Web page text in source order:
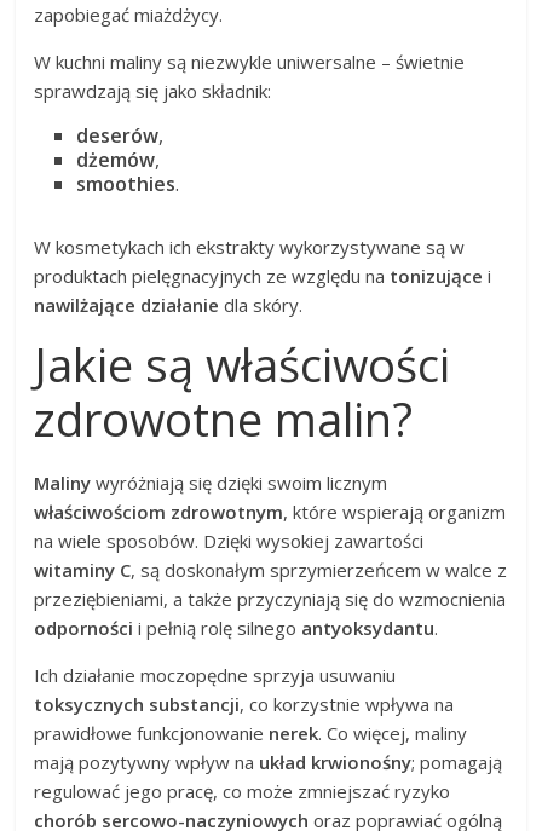
zapobiegać miażdżycy.
W kuchni maliny są niezwykle uniwersalne – świetnie
sprawdzają się jako składnik:
deserów,
dżemów,
smoothies.
W kosmetykach ich ekstrakty wykorzystywane są w
produktach pielęgnacyjnych ze względu na tonizujące i
nawilżające działanie dla skóry.
Jakie są właściwości
zdrowotne malin?
Maliny wyróżniają się dzięki swoim licznym
właściwościom zdrowotnym, które wspierają organizm
na wiele sposobów. Dzięki wysokiej zawartości
witaminy C, są doskonałym sprzymierzeńcem w walce z
przeziębieniami, a także przyczyniają się do wzmocnienia
odporności i pełnią rolę silnego antyoksydantu.
Ich działanie moczopędne sprzyja usuwaniu
toksycznych substancji, co korzystnie wpływa na
prawidłowe funkcjonowanie nerek. Co więcej, maliny
mają pozytywny wpływ na układ krwionośny; pomagają
regulować jego pracę, co może zmniejszać ryzyko
chorób sercowo-naczyniowych oraz poprawiać ogólną